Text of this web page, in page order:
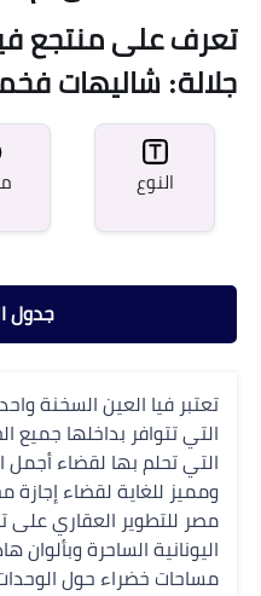
جلالة: شاليهات
النوع
جدول
تعتبر فيا العين السخنة
التي تتوافر بداخلها جميع
التي تحلم بها لقضاء
ومميز للغاية لقضاء
مصر للتطوير العقاري
اليونانية الساحرة وبألوان
مساحات خضراء حول